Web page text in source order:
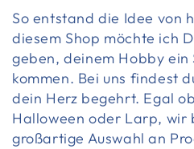
So entstand die Idee von
diesem Shop möchte ich
geben, deinem Hobby ein
kommen. Bei uns findest
dein Herz begehrt. Egal
Halloween oder Larp, wir
großartige Auswahl an